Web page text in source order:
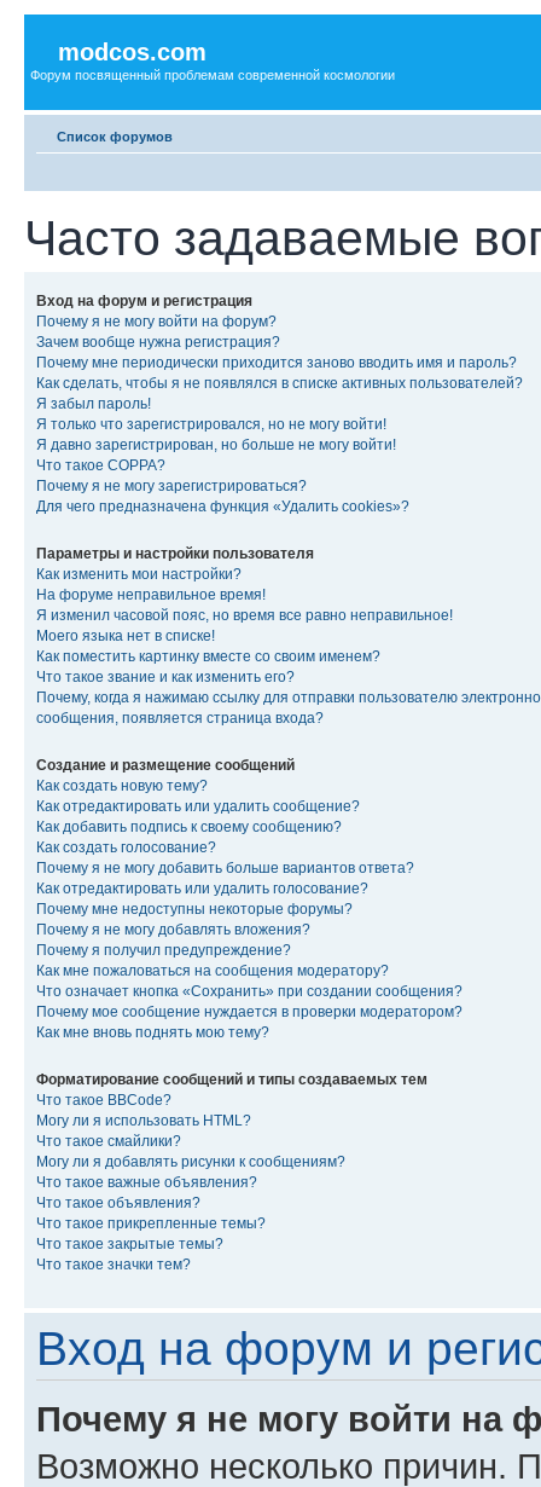
modcos.com
Форум посвященный проблемам современной космологии
Список форумов
Часто задаваемые
Вход на форум и регистрация
Почему я не могу войти на форум?
Зачем вообще нужна регистрация?
Почему мне периодически приходится заново вводить имя и пароль?
Как сделать, чтобы я не появлялся в списке активных пользователей?
Я забыл пароль!
Я только что зарегистрировался, но не могу войти!
Я давно зарегистрирован, но больше не могу войти!
Что такое COPPA?
Почему я не могу зарегистрироваться?
Для чего предназначена функция «Удалить cookies»?
Параметры и настройки пользователя
Как изменить мои настройки?
На форуме неправильное время!
Я изменил часовой пояс, но время все равно неправильное!
Моего языка нет в списке!
Как поместить картинку вместе со своим именем?
Что такое звание и как изменить его?
Почему, когда я нажимаю ссылку для отправки пользователю
сообщения, появляется страница входа?
Создание и размещение сообщений
Как создать новую тему?
Как отредактировать или удалить сообщение?
Как добавить подпись к своему сообщению?
Как создать голосование?
Почему я не могу добавить больше вариантов ответа?
Как отредактировать или удалить голосование?
Почему мне недоступны некоторые форумы?
Почему я не могу добавлять вложения?
Почему я получил предупреждение?
Как мне пожаловаться на сообщения модератору?
Что означает кнопка «Сохранить» при создании сообщения?
Почему мое сообщение нуждается в проверки модератором?
Как мне вновь поднять мою тему?
Форматирование сообщений и типы создаваемых тем
Что такое BBCode?
Могу ли я использовать HTML?
Что такое смайлики?
Могу ли я добавлять рисунки к сообщениям?
Что такое важные объявления?
Что такое объявления?
Что такое прикрепленные темы?
Что такое закрытые темы?
Что такое значки тем?
Вход на форум и
Почему я не могу войти на
Возможно несколько причин.